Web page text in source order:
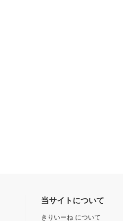
当サイトについて
きりいーね について